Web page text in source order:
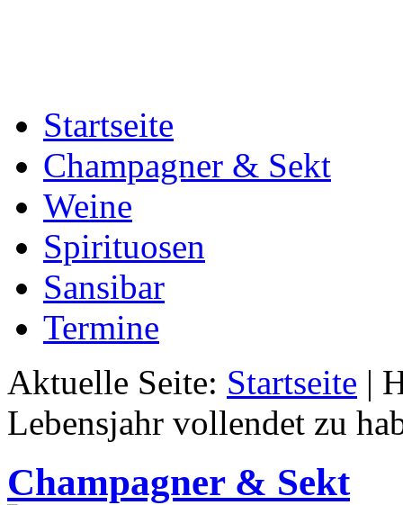
Startseite
Champagner & Sekt
Weine
Spirituosen
Sansibar
Termine
Aktuelle Seite: Startseite |
Lebensjahr vollendet zu
Champagner & Sekt